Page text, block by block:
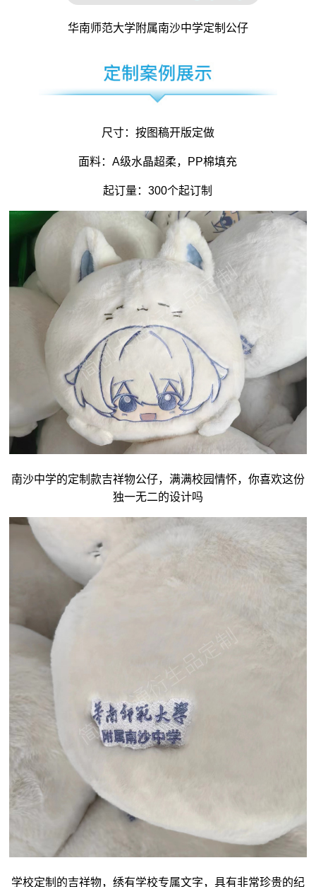
华南师范大学附属南沙中学定制公仔
尺寸：按图稿开版定做
面料：A级水晶超柔，PP棉填充
起订量：300个起订制
南沙中学的定制款吉祥物公仔，满满校园情怀，你喜欢这份
独一无二的设计吗
学校定制的吉祥物，绣有学校专属文字，具有非常珍贵的纪